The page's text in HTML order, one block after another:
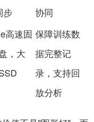
步
协同
高速固
，大
保障训练数
据完整记
录，支持回
放分析